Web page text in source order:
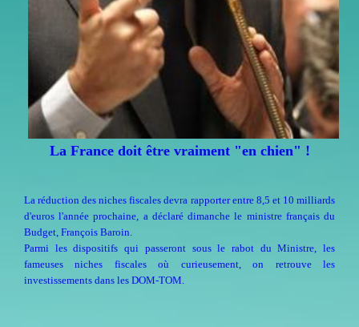
La France doit être vraiment "en chien" !
La réduction des niches fiscales devra rapporter entre 8,5 et 10 milliards
d'euros l'année prochaine, a déclaré dimanche le ministre français du
Budget, François Baroin.
Parmi les dispositifs qui passeront sous le rabot du Ministre, les
fameuses niches fiscales où curieusement, on retrouve les
investissements dans les DOM-TOM.